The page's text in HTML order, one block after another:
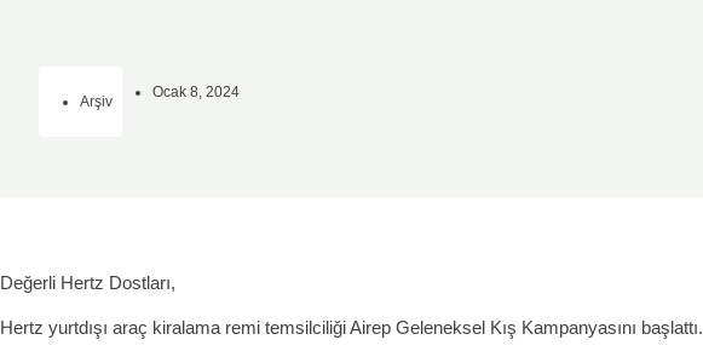
Arşiv
Ocak 8, 2024
Değerli Hertz Dostları,
Hertz yurtdışı araç kiralama remi temsilciliği Airep Geleneksel Kış Kampanyasını başlattı.